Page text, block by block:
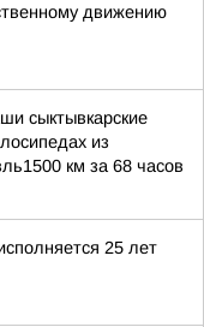
движению
сыктывкарские
из
км за 68 часов
25 лет